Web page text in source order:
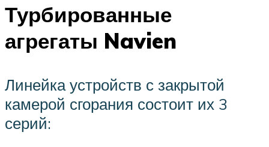
Турбированные
агрегаты Navien
Линейка устройств с закрытой
камерой сгорания состоит их 3
серий: